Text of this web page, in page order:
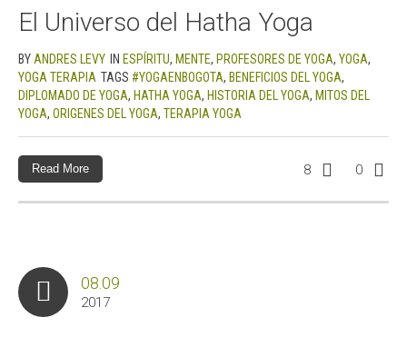
El Universo del Hatha Yoga
BY ANDRES LEVY IN ESPÍRITU, MENTE, PROFESORES DE YOGA, YOGA,
YOGA TERAPIA TAGS #YOGAENBOGOTA, BENEFICIOS DEL YOGA,
DIPLOMADO DE YOGA, HATHA YOGA, HISTORIA DEL YOGA, MITOS DEL
YOGA, ORIGENES DEL YOGA, TERAPIA YOGA
8 0
Read More
08.09
2017